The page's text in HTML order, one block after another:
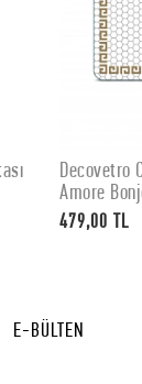
cm
449,00
E-BÜLTEN